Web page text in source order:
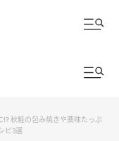
秋鮭の包み焼きや薬味たっぷ
ピ3選